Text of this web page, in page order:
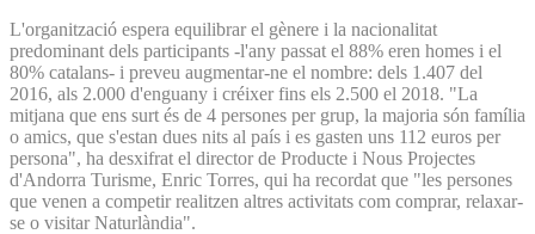
L'organització espera equilibrar el gènere i la nacionalitat
predominant dels participants -l'any passat el 88% eren homes i el
80% catalans- i preveu augmentar-ne el nombre: dels 1.407 del
2016, als 2.000 d'enguany i créixer fins els 2.500 el 2018. "La
mitjana que ens surt és de 4 persones per grup, la majoria són família
o amics, que s'estan dues nits al país i es gasten uns 112 euros per
persona", ha desxifrat el director de Producte i Nous Projectes
d'Andorra Turisme, Enric Torres, qui ha recordat que "les persones
que venen a competir realitzen altres activitats com comprar, relaxar-
se o visitar Naturlàndia".